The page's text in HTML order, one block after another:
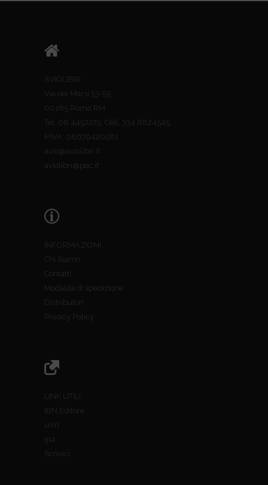
AVIOLIBRI
Via dei Marsi 53-55
00185 Roma RM
Tel. 06.4452275; Cell. 334.8824545
P.IVA: 08679420581
avio@aviolibri.it
aviolibri@pec.it
INFORMAZIONI
Chi Siamo
Contatti
Modalità di spedizione
Distributori
Privacy Policy
LINK UTILI
IBN Editore
ulm
jp4
Scrivici